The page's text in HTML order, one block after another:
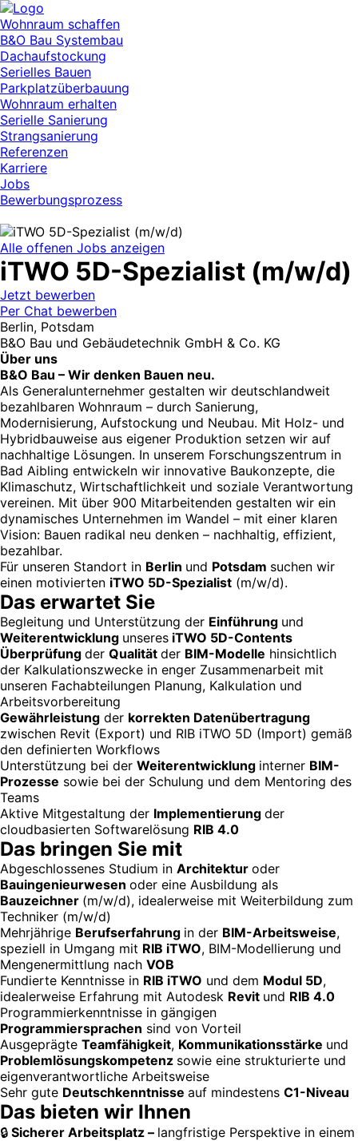
Wohnraum schaffen
B&O Bau Systembau
Dachaufstockung
Serielles Bauen
Parkplatzüberbauung
Wohnraum erhalten
Serielle Sanierung
Strangsanierung
Referenzen
Karriere
Jobs
Bewerbungsprozess
Alle offenen Jobs anzeigen
iTWO 5D-Spezialist (m/w/d)
Jetzt bewerben
Per Chat bewerben
Berlin, Potsdam
B&O Bau und Gebäudetechnik GmbH & Co. KG
Über uns
B&O Bau – Wir denken Bauen neu.
Als Generalunternehmer gestalten wir deutschlandweit
bezahlbaren Wohnraum – durch Sanierung,
Modernisierung, Aufstockung und Neubau. Mit Holz- und
Hybridbauweise aus eigener Produktion setzen wir auf
nachhaltige Lösungen. In unserem Forschungszentrum in
Bad Aibling entwickeln wir innovative Baukonzepte, die
Klimaschutz, Wirtschaftlichkeit und soziale Verantwortung
vereinen. Mit über 900 Mitarbeitenden gestalten wir ein
dynamisches Unternehmen im Wandel – mit einer klaren
Vision: Bauen radikal neu denken – nachhaltig, effizient,
bezahlbar.
Für unseren Standort in Berlin und Potsdam suchen wir
einen motivierten iTWO 5D-Spezialist (m/w/d).
Das erwartet Sie
Begleitung und Unterstützung der Einführung und
Weiterentwicklung unseres iTWO 5D-Contents
Überprüfung der Qualität der BIM-Modelle hinsichtlich
der Kalkulationszwecke in enger Zusammenarbeit mit
unseren Fachabteilungen Planung, Kalkulation und
Arbeitsvorbereitung
Gewährleistung der korrekten Datenübertragung
zwischen Revit (Export) und RIB iTWO 5D (Import) gemäß
den definierten Workflows
Unterstützung bei der Weiterentwicklung interner BIM-
Prozesse sowie bei der Schulung und dem Mentoring des
Teams
Aktive Mitgestaltung der Implementierung der
cloudbasierten Softwarelösung RIB 4.0
Das bringen Sie mit
Abgeschlossenes Studium in Architektur oder
Bauingenieurwesen oder eine Ausbildung als
Bauzeichner (m/w/d), idealerweise mit Weiterbildung zum
Techniker (m/w/d)
Mehrjährige Berufserfahrung in der BIM-Arbeitsweise,
speziell in Umgang mit RIB iTWO, BIM-Modellierung und
Mengenermittlung nach VOB
Fundierte Kenntnisse in RIB iTWO und dem Modul 5D,
idealerweise Erfahrung mit Autodesk Revit und RIB 4.0
Programmierkenntnisse in gängigen
Programmiersprachen sind von Vorteil
Ausgeprägte Teamfähigkeit, Kommunikationsstärke und
Problemlösungskompetenz sowie eine strukturierte und
eigenverantwortliche Arbeitsweise
Sehr gute Deutschkenntnisse auf mindestens C1-Niveau
Das bieten wir Ihnen
🔒 Sicherer Arbeitsplatz – langfristige Perspektive in einem